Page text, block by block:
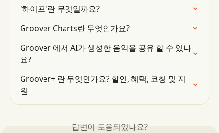
'하이프'란 무엇일까요?
Groover Charts란 무엇인가요?
Groover 에서 AI가 생성한 음악을 공유 할 수 있나
요?
Groover+ 란 무엇인가요? 할인, 혜택, 코칭 및 지
원
답변이 도움되었나요?